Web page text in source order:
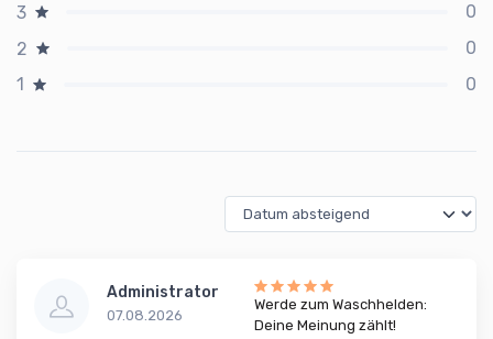
3
0
2
0
1
0
Administrator
07.08.2026
Werde zum Waschhelden:
Deine Meinung zählt!